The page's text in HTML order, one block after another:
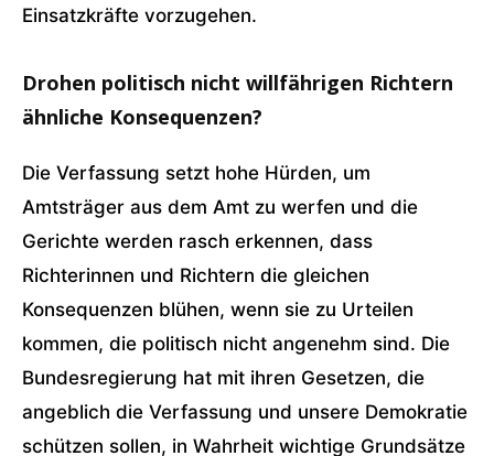
Einsatzkräfte vorzugehen.
Drohen politisch nicht willfährigen Richtern
ähnliche Konsequenzen?
Die Verfassung setzt hohe Hürden, um
Amtsträger aus dem Amt zu werfen und die
Gerichte werden rasch erkennen, dass
Richterinnen und Richtern die gleichen
Konsequenzen blühen, wenn sie zu Urteilen
kommen, die politisch nicht angenehm sind. Die
Bundesregierung hat mit ihren Gesetzen, die
angeblich die Verfassung und unsere Demokratie
schützen sollen, in Wahrheit wichtige Grundsätze